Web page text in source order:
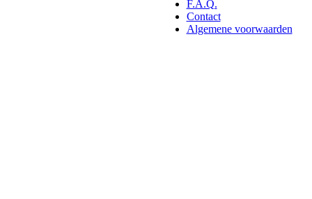
F.A.Q.
Contact
Algemene voorwaarden